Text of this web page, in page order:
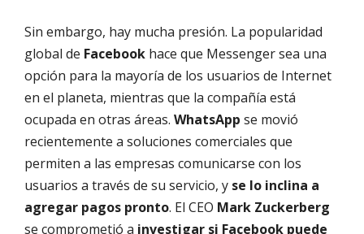
Sin embargo, hay mucha presión. La popularidad
global de Facebook hace que Messenger sea una
opción para la mayoría de los usuarios de Internet
en el planeta, mientras que la compañía está
ocupada en otras áreas. WhatsApp se movió
recientemente a soluciones comerciales que
permiten a las empresas comunicarse con los
usuarios a través de su servicio, y se lo inclina a
agregar pagos pronto. El CEO Mark Zuckerberg
se comprometió a investigar si Facebook puede